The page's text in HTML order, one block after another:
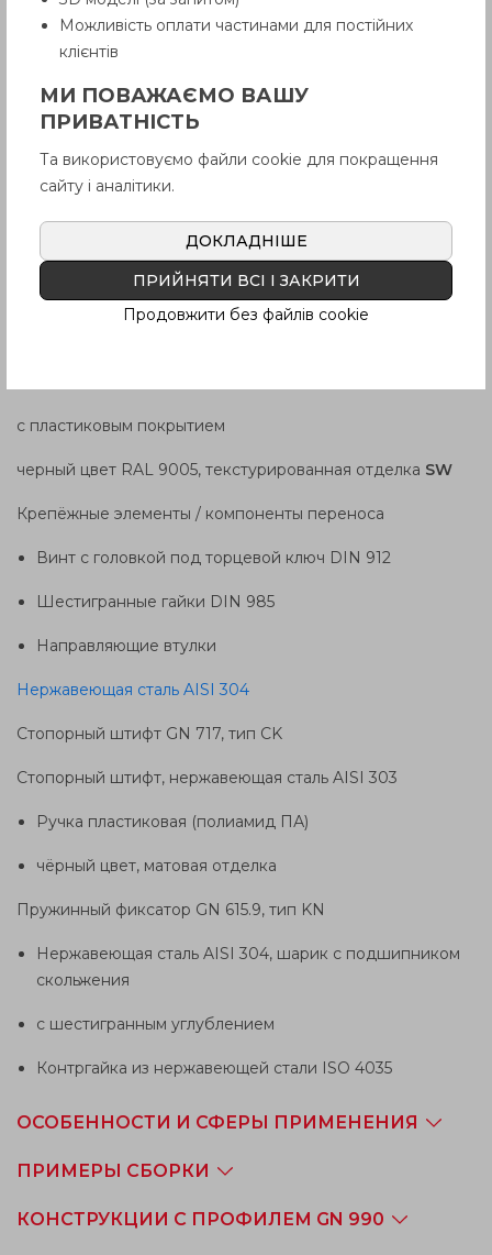
ХАРАКТЕРИСТИКИ
Тип
с пластиковым покрытием
черный цвет RAL 9005, текстурированная отделка SW
Крепёжные элементы / компоненты переноса
Винт с головкой под торцевой ключ DIN 912
Шестигранные гайки DIN 985
Направляющие втулки
Нержавеющая сталь AISI 304
Стопорный штифт GN 717, тип CK
Стопорный штифт, нержавеющая сталь AISI 303
Ручка пластиковая (полиамид ПА)
чёрный цвет, матовая отделка
Пружинный фиксатор GN 615.9, тип KN
Нержавеющая сталь AISI 304, шарик с подшипником
скольжения
с шестигранным углублением
Контргайка из нержавеющей стали ISO 4035
ОСОБЕННОСТИ И СФЕРЫ ПРИМЕНЕНИЯ
ПРИМЕРЫ СБОРКИ
КОНСТРУКЦИИ С ПРОФИЛЕМ GN 990
Можливість оплати частинами для постійних
клієнтів
МИ ПОВАЖАЄМО ВАШУ
ПРИВАТНІСТЬ
Та використовуємо файли cookie для покращення
сайту і аналітики.
ДОКЛАДНІШЕ
ПРИЙНЯТИ ВСІ І ЗАКРИТИ
Продовжити без файлів cookie